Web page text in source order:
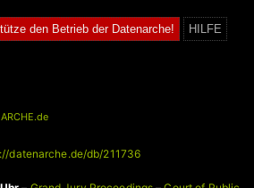
den Betrieb der Datenarche! HILFE
datenarche.de/db/211736